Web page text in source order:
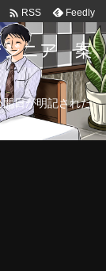
 RSS Feedly
ジニア 案
日が明記された